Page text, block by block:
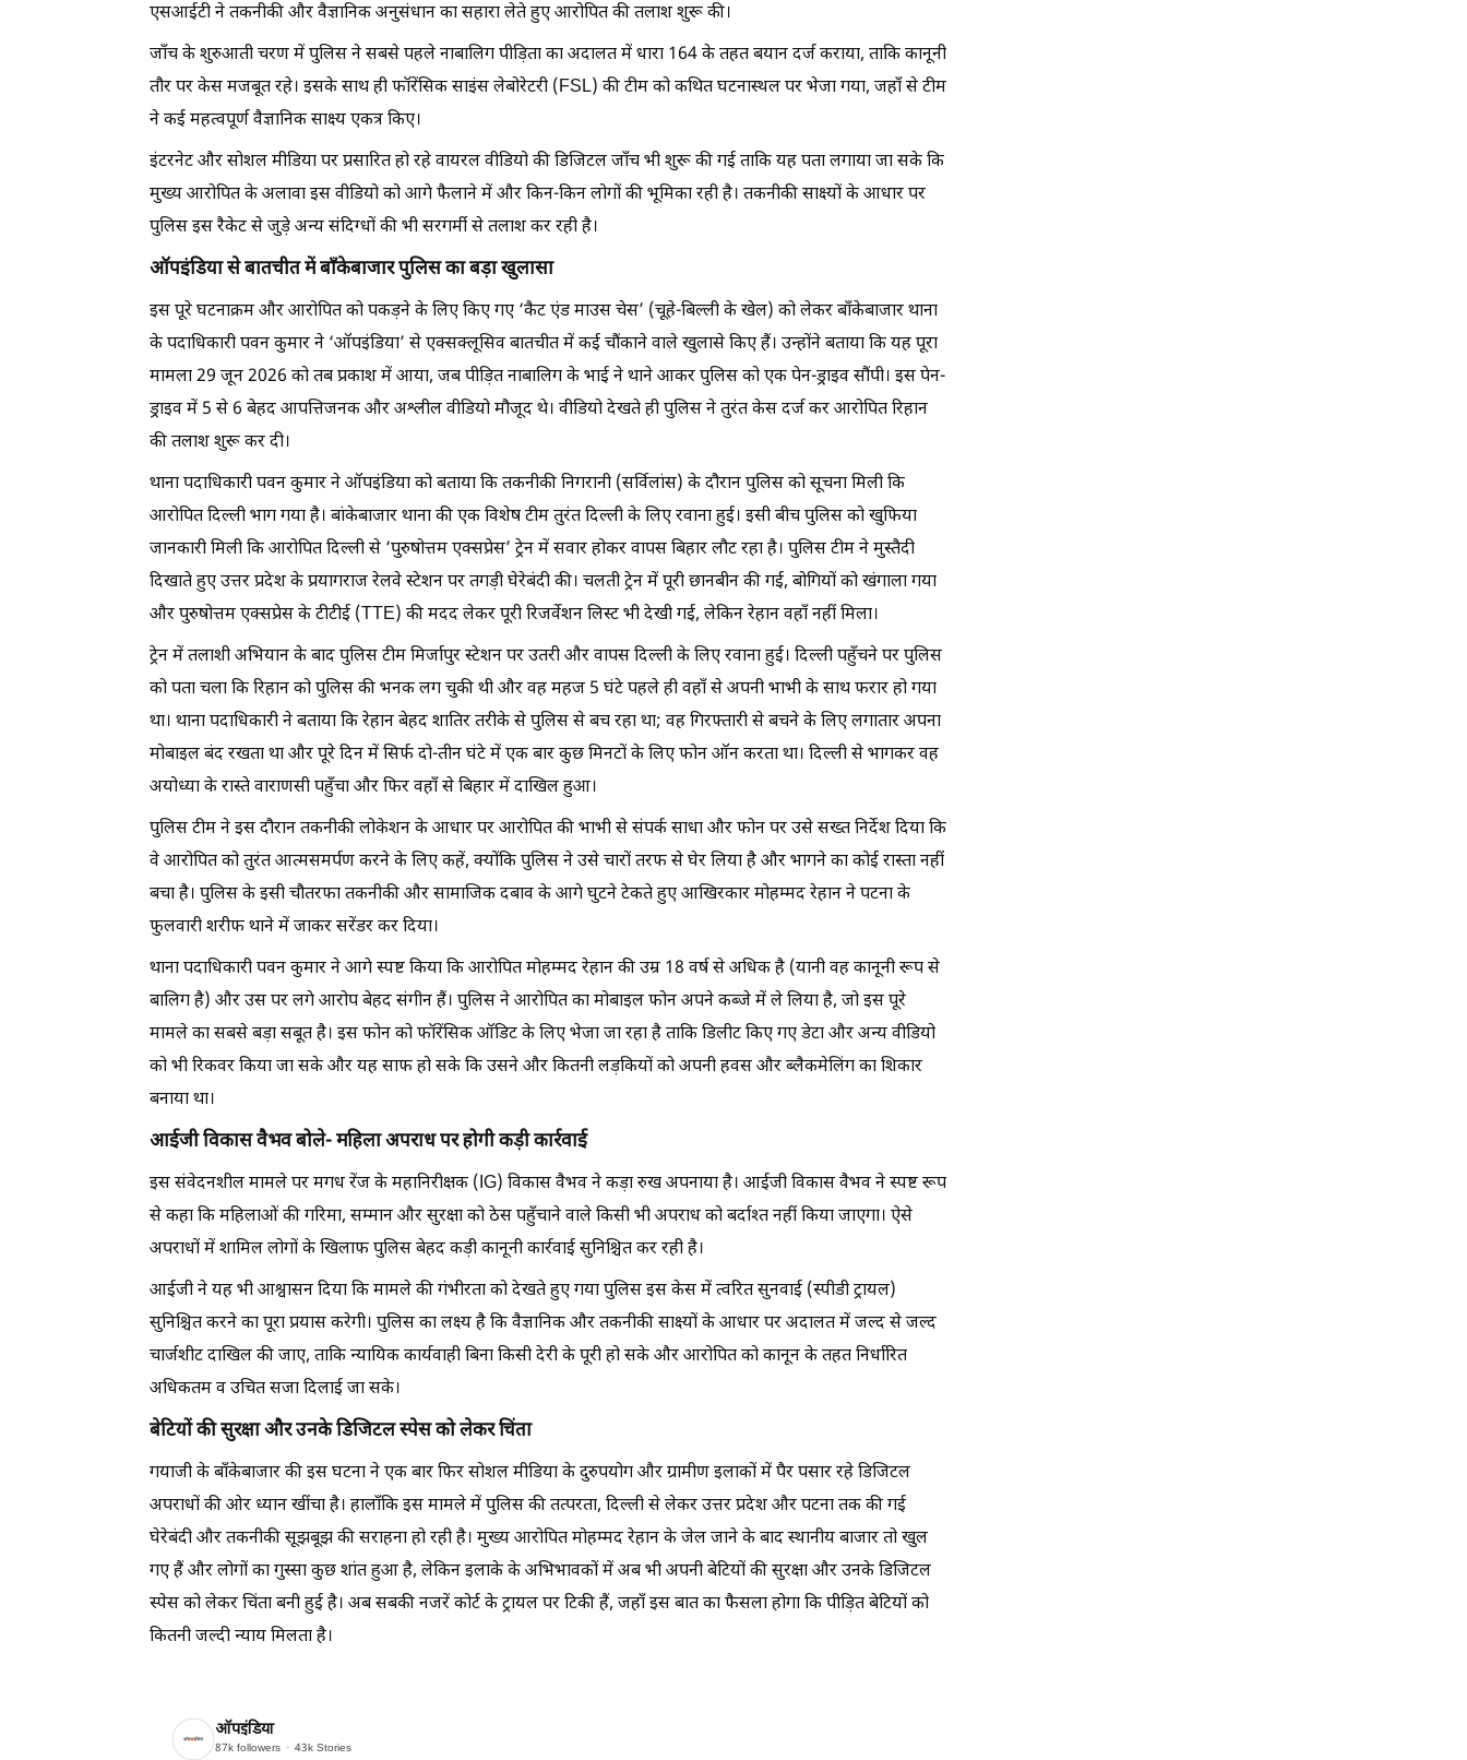
एसआईटी ने तकनीकी और वैज्ञानिक अनुसंधान का सहारा लेते हुए आरोपित की तलाश शुरू की।
जाँच के शुरुआती चरण में पुलिस ने सबसे पहले नाबालिग पीड़िता का अदालत में धारा 164 के तहत बयान दर्ज कराया, ताकि कानूनी
तौर पर केस मजबूत रहे। इसके साथ ही फॉरेंसिक साइंस लेबोरेटरी (FSL) की टीम को कथित घटनास्थल पर भेजा गया, जहाँ से टीम
ने कई महत्वपूर्ण वैज्ञानिक साक्ष्य एकत्र किए।
इंटरनेट और सोशल मीडिया पर प्रसारित हो रहे वायरल वीडियो की डिजिटल जाँच भी शुरू की गई ताकि यह पता लगाया जा सके कि
मुख्य आरोपित के अलावा इस वीडियो को आगे फैलाने में और किन-किन लोगों की भूमिका रही है। तकनीकी साक्ष्यों के आधार पर
पुलिस इस रैकेट से जुड़े अन्य संदिग्धों की भी सरगर्मी से तलाश कर रही है।
ऑपइंडिया से बातचीत में बाँकेबाजार पुलिस का बड़ा खुलासा
इस पूरे घटनाक्रम और आरोपित को पकड़ने के लिए किए गए ‘कैट एंड माउस चेस’ (चूहे-बिल्ली के खेल) को लेकर बाँकेबाजार थाना
के पदाधिकारी पवन कुमार ने ‘ऑपइंडिया’ से एक्सक्लूसिव बातचीत में कई चौंकाने वाले खुलासे किए हैं। उन्होंने बताया कि यह पूरा
मामला 29 जून 2026 को तब प्रकाश में आया, जब पीड़ित नाबालिग के भाई ने थाने आकर पुलिस को एक पेन-ड्राइव सौंपी। इस पेन-
ड्राइव में 5 से 6 बेहद आपत्तिजनक और अश्लील वीडियो मौजूद थे। वीडियो देखते ही पुलिस ने तुरंत केस दर्ज कर आरोपित रिहान
की तलाश शुरू कर दी।
थाना पदाधिकारी पवन कुमार ने ऑपइंडिया को बताया कि तकनीकी निगरानी (सर्विलांस) के दौरान पुलिस को सूचना मिली कि
आरोपित दिल्ली भाग गया है। बांकेबाजार थाना की एक विशेष टीम तुरंत दिल्ली के लिए रवाना हुई। इसी बीच पुलिस को खुफिया
जानकारी मिली कि आरोपित दिल्ली से ‘पुरुषोत्तम एक्सप्रेस’ ट्रेन में सवार होकर वापस बिहार लौट रहा है। पुलिस टीम ने मुस्तैदी
दिखाते हुए उत्तर प्रदेश के प्रयागराज रेलवे स्टेशन पर तगड़ी घेरेबंदी की। चलती ट्रेन में पूरी छानबीन की गई, बोगियों को खंगाला गया
और पुरुषोत्तम एक्सप्रेस के टीटीई (TTE) की मदद लेकर पूरी रिजर्वेशन लिस्ट भी देखी गई, लेकिन रेहान वहाँ नहीं मिला।
ट्रेन में तलाशी अभियान के बाद पुलिस टीम मिर्जापुर स्टेशन पर उतरी और वापस दिल्ली के लिए रवाना हुई। दिल्ली पहुँचने पर पुलिस
को पता चला कि रिहान को पुलिस की भनक लग चुकी थी और वह महज 5 घंटे पहले ही वहाँ से अपनी भाभी के साथ फरार हो गया
था। थाना पदाधिकारी ने बताया कि रेहान बेहद शातिर तरीके से पुलिस से बच रहा था; वह गिरफ्तारी से बचने के लिए लगातार अपना
मोबाइल बंद रखता था और पूरे दिन में सिर्फ दो-तीन घंटे में एक बार कुछ मिनटों के लिए फोन ऑन करता था। दिल्ली से भागकर वह
अयोध्या के रास्ते वाराणसी पहुँचा और फिर वहाँ से बिहार में दाखिल हुआ।
पुलिस टीम ने इस दौरान तकनीकी लोकेशन के आधार पर आरोपित की भाभी से संपर्क साधा और फोन पर उसे सख्त निर्देश दिया कि
वे आरोपित को तुरंत आत्मसमर्पण करने के लिए कहें, क्योंकि पुलिस ने उसे चारों तरफ से घेर लिया है और भागने का कोई रास्ता नहीं
बचा है। पुलिस के इसी चौतरफा तकनीकी और सामाजिक दबाव के आगे घुटने टेकते हुए आखिरकार मोहम्मद रेहान ने पटना के
फुलवारी शरीफ थाने में जाकर सरेंडर कर दिया।
थाना पदाधिकारी पवन कुमार ने आगे स्पष्ट किया कि आरोपित मोहम्मद रेहान की उम्र 18 वर्ष से अधिक है (यानी वह कानूनी रूप से
बालिग है) और उस पर लगे आरोप बेहद संगीन हैं। पुलिस ने आरोपित का मोबाइल फोन अपने कब्जे में ले लिया है, जो इस पूरे
मामले का सबसे बड़ा सबूत है। इस फोन को फॉरेंसिक ऑडिट के लिए भेजा जा रहा है ताकि डिलीट किए गए डेटा और अन्य वीडियो
को भी रिकवर किया जा सके और यह साफ हो सके कि उसने और कितनी लड़कियों को अपनी हवस और ब्लैकमेलिंग का शिकार
बनाया था।
आईजी विकास वैभव बोले- महिला अपराध पर होगी कड़ी कार्रवाई
इस संवेदनशील मामले पर मगध रेंज के महानिरीक्षक (IG) विकास वैभव ने कड़ा रुख अपनाया है। आईजी विकास वैभव ने स्पष्ट रूप
से कहा कि महिलाओं की गरिमा, सम्मान और सुरक्षा को ठेस पहुँचाने वाले किसी भी अपराध को बर्दाश्त नहीं किया जाएगा। ऐसे
अपराधों में शामिल लोगों के खिलाफ पुलिस बेहद कड़ी कानूनी कार्रवाई सुनिश्चित कर रही है।
आईजी ने यह भी आश्वासन दिया कि मामले की गंभीरता को देखते हुए गया पुलिस इस केस में त्वरित सुनवाई (स्पीडी ट्रायल)
सुनिश्चित करने का पूरा प्रयास करेगी। पुलिस का लक्ष्य है कि वैज्ञानिक और तकनीकी साक्ष्यों के आधार पर अदालत में जल्द से जल्द
चार्जशीट दाखिल की जाए, ताकि न्यायिक कार्यवाही बिना किसी देरी के पूरी हो सके और आरोपित को कानून के तहत निर्धारित
अधिकतम व उचित सजा दिलाई जा सके।
बेटियों की सुरक्षा और उनके डिजिटल स्पेस को लेकर चिंता
गयाजी के बाँकेबाजार की इस घटना ने एक बार फिर सोशल मीडिया के दुरुपयोग और ग्रामीण इलाकों में पैर पसार रहे डिजिटल
अपराधों की ओर ध्यान खींचा है। हालाँकि इस मामले में पुलिस की तत्परता, दिल्ली से लेकर उत्तर प्रदेश और पटना तक की गई
घेरेबंदी और तकनीकी सूझबूझ की सराहना हो रही है। मुख्य आरोपित मोहम्मद रेहान के जेल जाने के बाद स्थानीय बाजार तो खुल
गए हैं और लोगों का गुस्सा कुछ शांत हुआ है, लेकिन इलाके के अभिभावकों में अब भी अपनी बेटियों की सुरक्षा और उनके डिजिटल
स्पेस को लेकर चिंता बनी हुई है। अब सबकी नजरें कोर्ट के ट्रायल पर टिकी हैं, जहाँ इस बात का फैसला होगा कि पीड़ित बेटियों को
कितनी जल्दी न्याय मिलता है।
ऑपइंडिया
87k followers 43k Stories